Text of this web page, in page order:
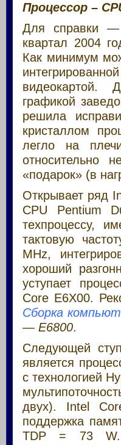
Процессор –
Для справки
квартал 2004
Как минимум
видеокартой.
графикой
решила
кристаллом
легло на
относительно
«подарок» (в
Открывает ряд
CPU Pentium
техпроцессу,
тактовую
MHz,
хороший
уступает
Core E6X00.
Сборка
— E6800.
Следующей
является
с технологией
двух). Intel
поддержка
TDP = 73 W.